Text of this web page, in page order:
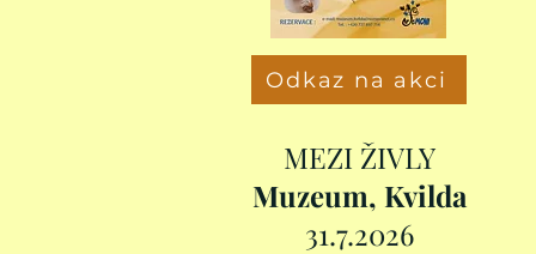
Odkaz na akci
MEZI ŽIVLY
Muzeum, Kvilda
31.7.2026